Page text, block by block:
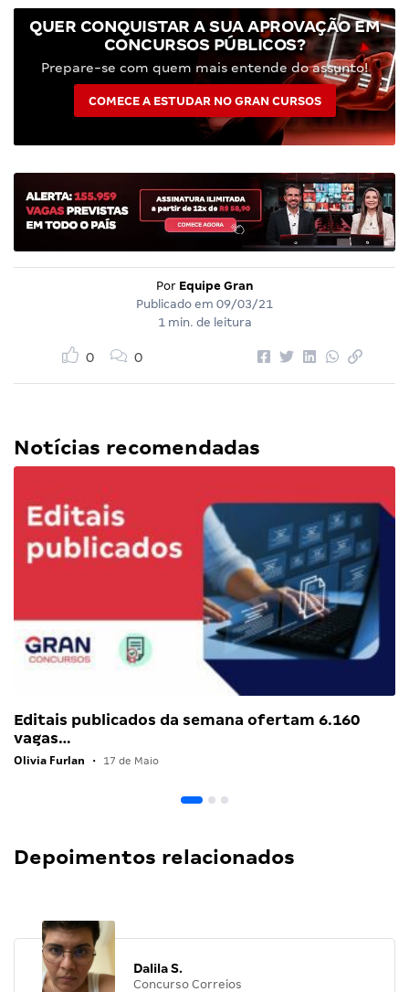
QUER CONQUISTAR A SUA APROVAÇÃO EM
CONCURSOS PÚBLICOS?
Prepare-se com quem mais entende do assunto!
COMECE A ESTUDAR NO GRAN CURSOS
Por Equipe Gran
Publicado em 09/03/21
1 min. de leitura
0 0
Notícias recomendadas
Editais publicados da semana ofertam 6.160
vagas…
Olivia Furlan • 17 de Maio
Depoimentos relacionados
Dalila S.
Concurso Correios